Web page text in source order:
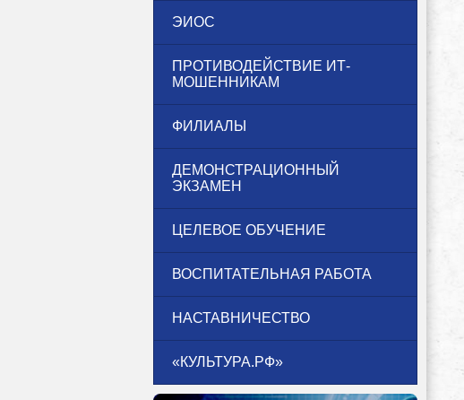
ЭИОС
ПРОТИВОДЕЙСТВИЕ ИТ-
МОШЕННИКАМ
ФИЛИАЛЫ
ДЕМОНСТРАЦИОННЫЙ
ЭКЗАМЕН
ЦЕЛЕВОЕ ОБУЧЕНИЕ
ВОСПИТАТЕЛЬНАЯ РАБОТА
НАСТАВНИЧЕСТВО
«КУЛЬТУРА.РФ»